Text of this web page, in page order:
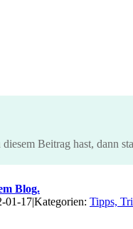
diesem Beitrag hast, dann
Blog.
01-17|Kategorien: Tipps,